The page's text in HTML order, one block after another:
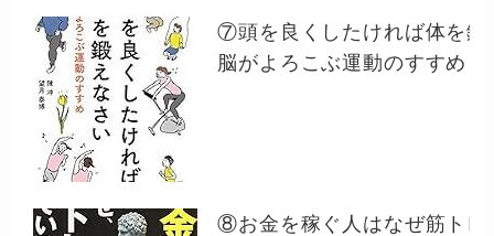
⑦頭を良くしたければ体を鍛
脳がよろこぶ運動のすすめ
⑧お金を稼ぐ人はなぜ筋トレ